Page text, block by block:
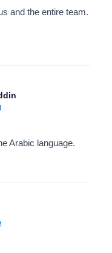
and the entire team.
Arabic language.